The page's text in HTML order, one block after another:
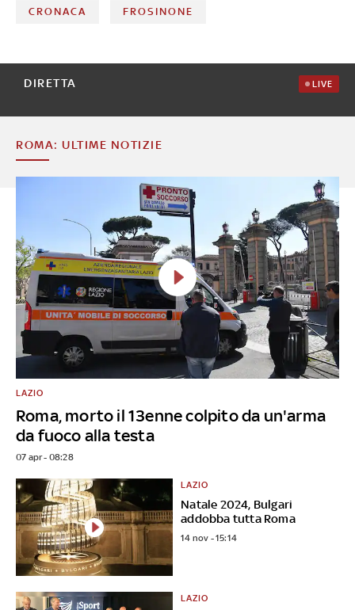
CRONACA FROSINONE
DIRETTA LIVE
ROMA: ULTIME NOTIZIE
Roma, morto il 13enne colpito da un'arma
da fuoco alla testa
LAZIO
07 apr - 08:28
Natale 2024, Bulgari
addobba tutta Roma
LAZIO
14 nov - 15:14
LAZIO